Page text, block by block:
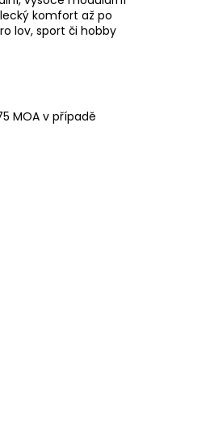
komfort až po
lov, sport či hobby
MOA v případě